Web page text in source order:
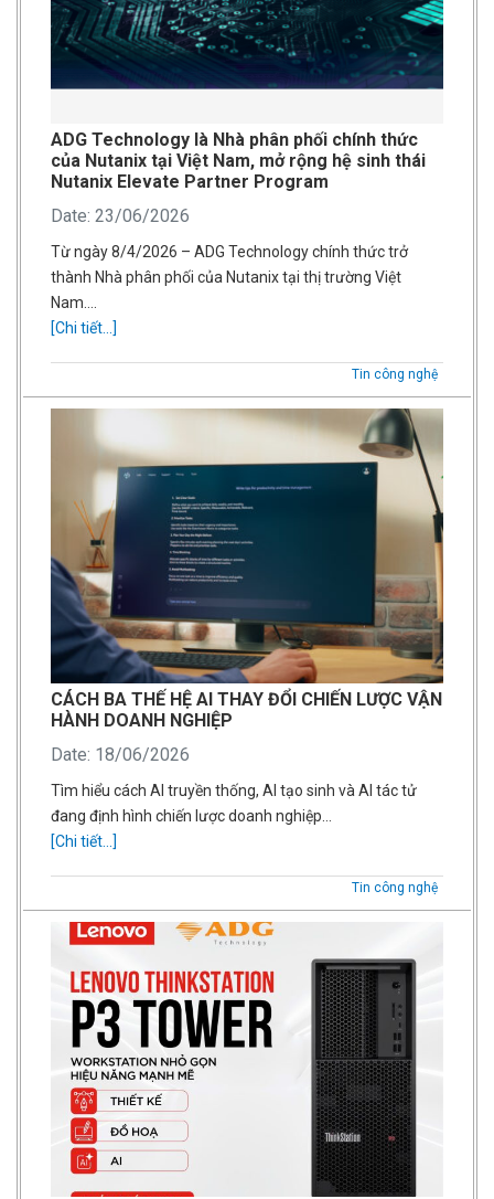
ADG Technology là Nhà phân phối chính thức
của Nutanix tại Việt Nam, mở rộng hệ sinh thái
Nutanix Elevate Partner Program
Date: 23/06/2026
Từ ngày 8/4/2026 – ADG Technology chính thức trở
thành Nhà phân phối của Nutanix tại thị trường Việt
Nam….
[Chi tiết...]
Tin công nghệ
CÁCH BA THẾ HỆ AI THAY ĐỔI CHIẾN LƯỢC VẬN
HÀNH DOANH NGHIỆP
Date: 18/06/2026
Tìm hiểu cách AI truyền thống, AI tạo sinh và AI tác tử
đang định hình chiến lược doanh nghiệp…
[Chi tiết...]
Tin công nghệ